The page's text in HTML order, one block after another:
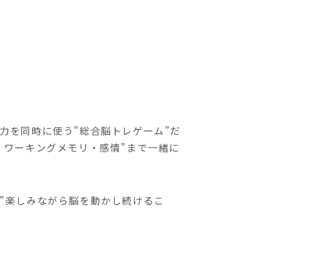
を同時に使う”総合脳トレゲーム”だ
ーキングメモリ・感情”まで一緒に
しみながら脳を動かし続けるこ